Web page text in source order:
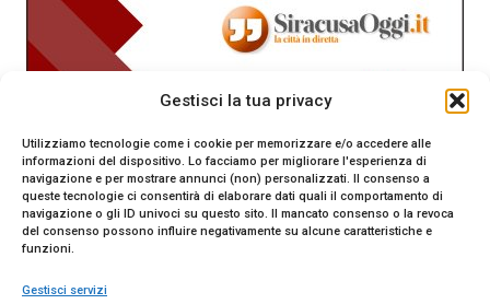
Gestisci la tua privacy
Utilizziamo tecnologie come i cookie per memorizzare e/o accedere alle
informazioni del dispositivo. Lo facciamo per migliorare l'esperienza di
navigazione e per mostrare annunci (non) personalizzati. Il consenso a
queste tecnologie ci consentirà di elaborare dati quali il comportamento di
navigazione o gli ID univoci su questo sito. Il mancato consenso o la revoca
del consenso possono influire negativamente su alcune caratteristiche e
funzioni.
Gestisci servizi